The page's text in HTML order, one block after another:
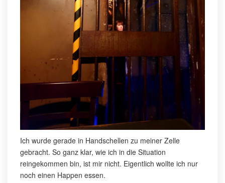
Ich wurde gerade in Handschellen zu meiner Zelle
gebracht. So ganz klar, wie ich in die Situation
reingekommen bin, ist mir nicht. Eigentlich wollte ich nur
noch einen Happen essen.